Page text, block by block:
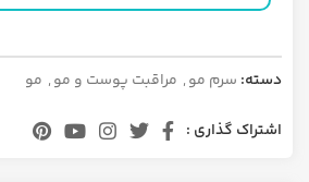
دسته: سرم مو, مراقبت پوست و مو, مو
اشتراک گذاری :